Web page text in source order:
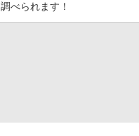
調べられます！